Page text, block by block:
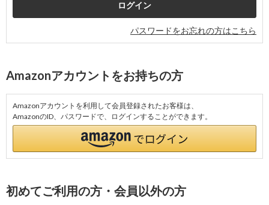
パスワードをお忘れの方はこちら
Amazonアカウントをお持ちの方
Amazonアカウントを利用して会員登録されたお客様は、
AmazonのID、パスワードで、ログインすることができます。
初めてご利用の方・会員以外の方